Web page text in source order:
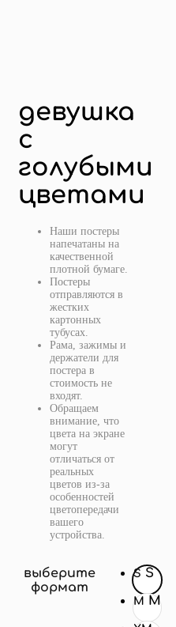
девушка
с
голубыми
цветами
Наши постеры
напечатаны на
качественной
плотной бумаге.
Постеры
отправляются в
жестких
картонных
тубусах.
Рама, зажимы и
держатели для
постера в
стоимость не
входят.
Обращаем
внимание, что
цвета на экране
могут
отличаться от
реальных
цветов из-за
особенностей
цветопередачи
вашего
устройства.
выберите
формат
S S
M M